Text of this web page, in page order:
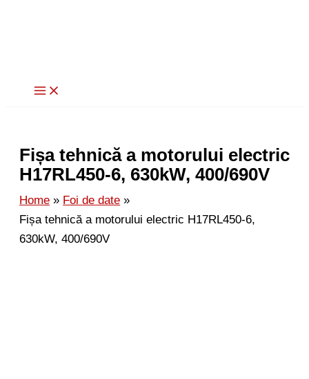
Fișa tehnică a motorului electric
H17RL450-6, 630kW, 400/690V
Home
Foi de date
Fișa tehnică a motorului electric H17RL450-6,
630kW, 400/690V